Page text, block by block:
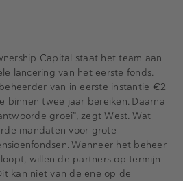
Capital staat het team aan
lancering van het eerste fonds.
van in eerste instantie €2
binnen twee jaar bereiken. Daarna
groei”, zegt West. Wat
mandaten voor grote
Wanneer het beheer
willen de partners op termijn
kan niet van de ene op de